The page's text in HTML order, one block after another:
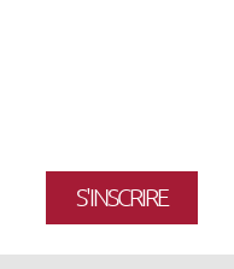
S'INSCRIRE